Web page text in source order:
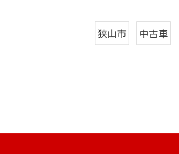
狭山市 中古車